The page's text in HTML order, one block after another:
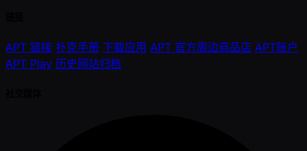
APT 链接 扑克手册 下载应用 APT 官方周边商品店 APT账户
APT Play 历史网站归档